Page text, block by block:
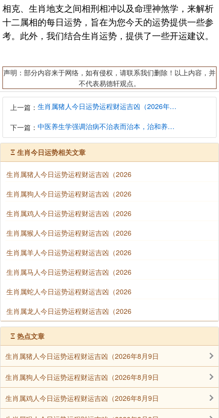
相克、生肖地支之间相刑相冲以及命理神煞学，来解析
十二属相的每日运势，旨在为您今天的运势提供一些参
考。此外，我们结合生肖运势，提供了一些开运建议。
声明：部分内容来于网络，如有侵权，请联系我们删除！以上内容，并
不代表易德轩观点。
上一篇： 生肖属猪人今日运势运程财运吉凶（2026年8月9日）详解查询
下一篇： 中医养生学强调治病不治表而治本，治和养兼顾是有必要的
Ξ 生肖今日运势相关文章
生肖属猪人今日运势运程财运吉凶（2026
生肖属狗人今日运势运程财运吉凶（2026
生肖属鸡人今日运势运程财运吉凶（2026
生肖属猴人今日运势运程财运吉凶（2026
生肖属羊人今日运势运程财运吉凶（2026
生肖属马人今日运势运程财运吉凶（2026
生肖属蛇人今日运势运程财运吉凶（2026
生肖属龙人今日运势运程财运吉凶（2026
Ξ 热点文章
生肖属猪人今日运势运程财运吉凶（2026年8月9日
生肖属狗人今日运势运程财运吉凶（2026年8月9日
生肖属鸡人今日运势运程财运吉凶（2026年8月9日